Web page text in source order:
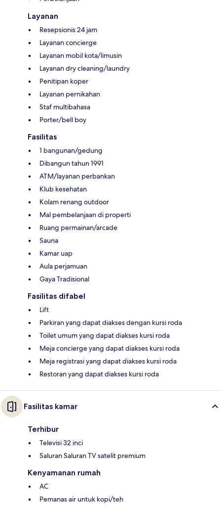
Layanan
Resepsionis 24 jam
Layanan concierge
Layanan mobil kota/limusin
Layanan dry cleaning/laundry
Penitipan koper
Layanan pernikahan
Staf multibahasa
Porter/bell boy
Fasilitas
1 bangunan/gedung
Dibangun tahun 1991
ATM/layanan perbankan
Klub kesehatan
Kolam renang outdoor
Mal pembelanjaan di properti
Ruang permainan/arcade
Sauna
Kamar uap
Aula perjamuan
Gaya Tradisional
Fasilitas difabel
Lift
Parkiran yang dapat diakses dengan kursi roda
Toilet umum yang dapat diakses kursi roda
Meja concierge yang dapat diakses kursi roda
Meja registrasi yang dapat diakses kursi roda
Restoran yang dapat diakses kursi roda
Fasilitas kamar
Terhibur
Televisi 32 inci
Saluran Saluran TV satelit premium
Kenyamanan rumah
AC
Pemanas air untuk kopi/teh